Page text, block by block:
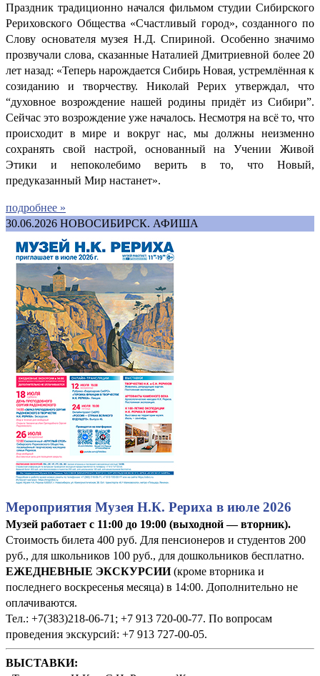
Праздник традиционно начался фильмом студии Сибирского
Рериховского Общества «Счастливый город», созданного по
Слову основателя музея Н.Д. Спириной. Особенно значимо
прозвучали слова, сказанные Наталией Дмитриевной более 20
лет назад: «Теперь нарождается Сибирь Новая, устремлённая к
созиданию и творчеству. Николай Рерих утверждал, что
“духовное возрождение нашей родины придёт из Сибири”.
Сейчас это возрождение уже началось. Несмотря на всё то, что
происходит в мире и вокруг нас, мы должны неизменно
сохранять свой настрой, основанный на Учении Живой
Этики и непоколебимо верить в то, что Новый,
предуказанный Мир настанет».
подробнее »
30.06.2026 НОВОСИБИРСК. АФИША
Мероприятия Музея Н.К. Рериха в июле 2026
Музей работает с 11:00 до 19:00 (выходной — вторник).
Стоимость билета 400 руб. Для пенсионеров и студентов 200
руб., для школьников 100 руб., для дошкольников бесплатно.
ЕЖЕДНЕВНЫЕ ЭКСКУРСИИ(кроме вторника и
последнего воскресенья месяца) в 14:00. Дополнительно не
оплачиваются.
Тел.: +7(383)218-06-71; +7 913 720-00-77. По вопросам
проведения экскурсий: +7 913 727-00-05.
ВЫСТАВКИ: